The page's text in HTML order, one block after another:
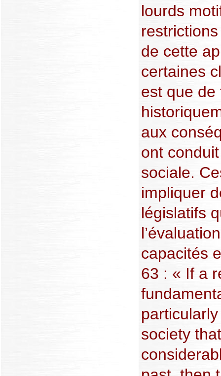
lourds
de cette
certaines
est que de
aux
ont
sociale.
impliquer
législatifs
capacités
63 : « If a
society